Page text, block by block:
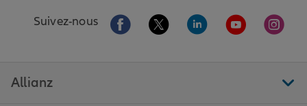
Suivez-nous Aller sur la page Facebook de Allianz
Aller sur la page Twitter de
Aller sur la page
Aller sur la
Aller
Allianz